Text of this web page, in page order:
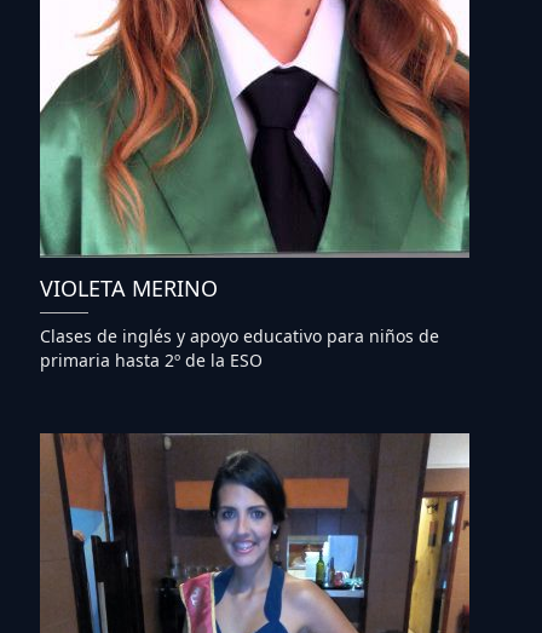
VIOLETA MERINO
Clases de inglés y apoyo educativo para niños de
primaria hasta 2º de la ESO